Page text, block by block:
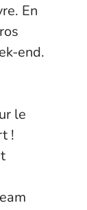
En
end.
le
!